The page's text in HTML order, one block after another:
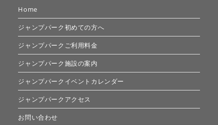
Home
ジャンプパーク初めての方へ
ジャンプパークご利用料金
ジャンプパーク施設の案内
ジャンプパークイベントカレンダー
ジャンプパークアクセス
お問い合わせ